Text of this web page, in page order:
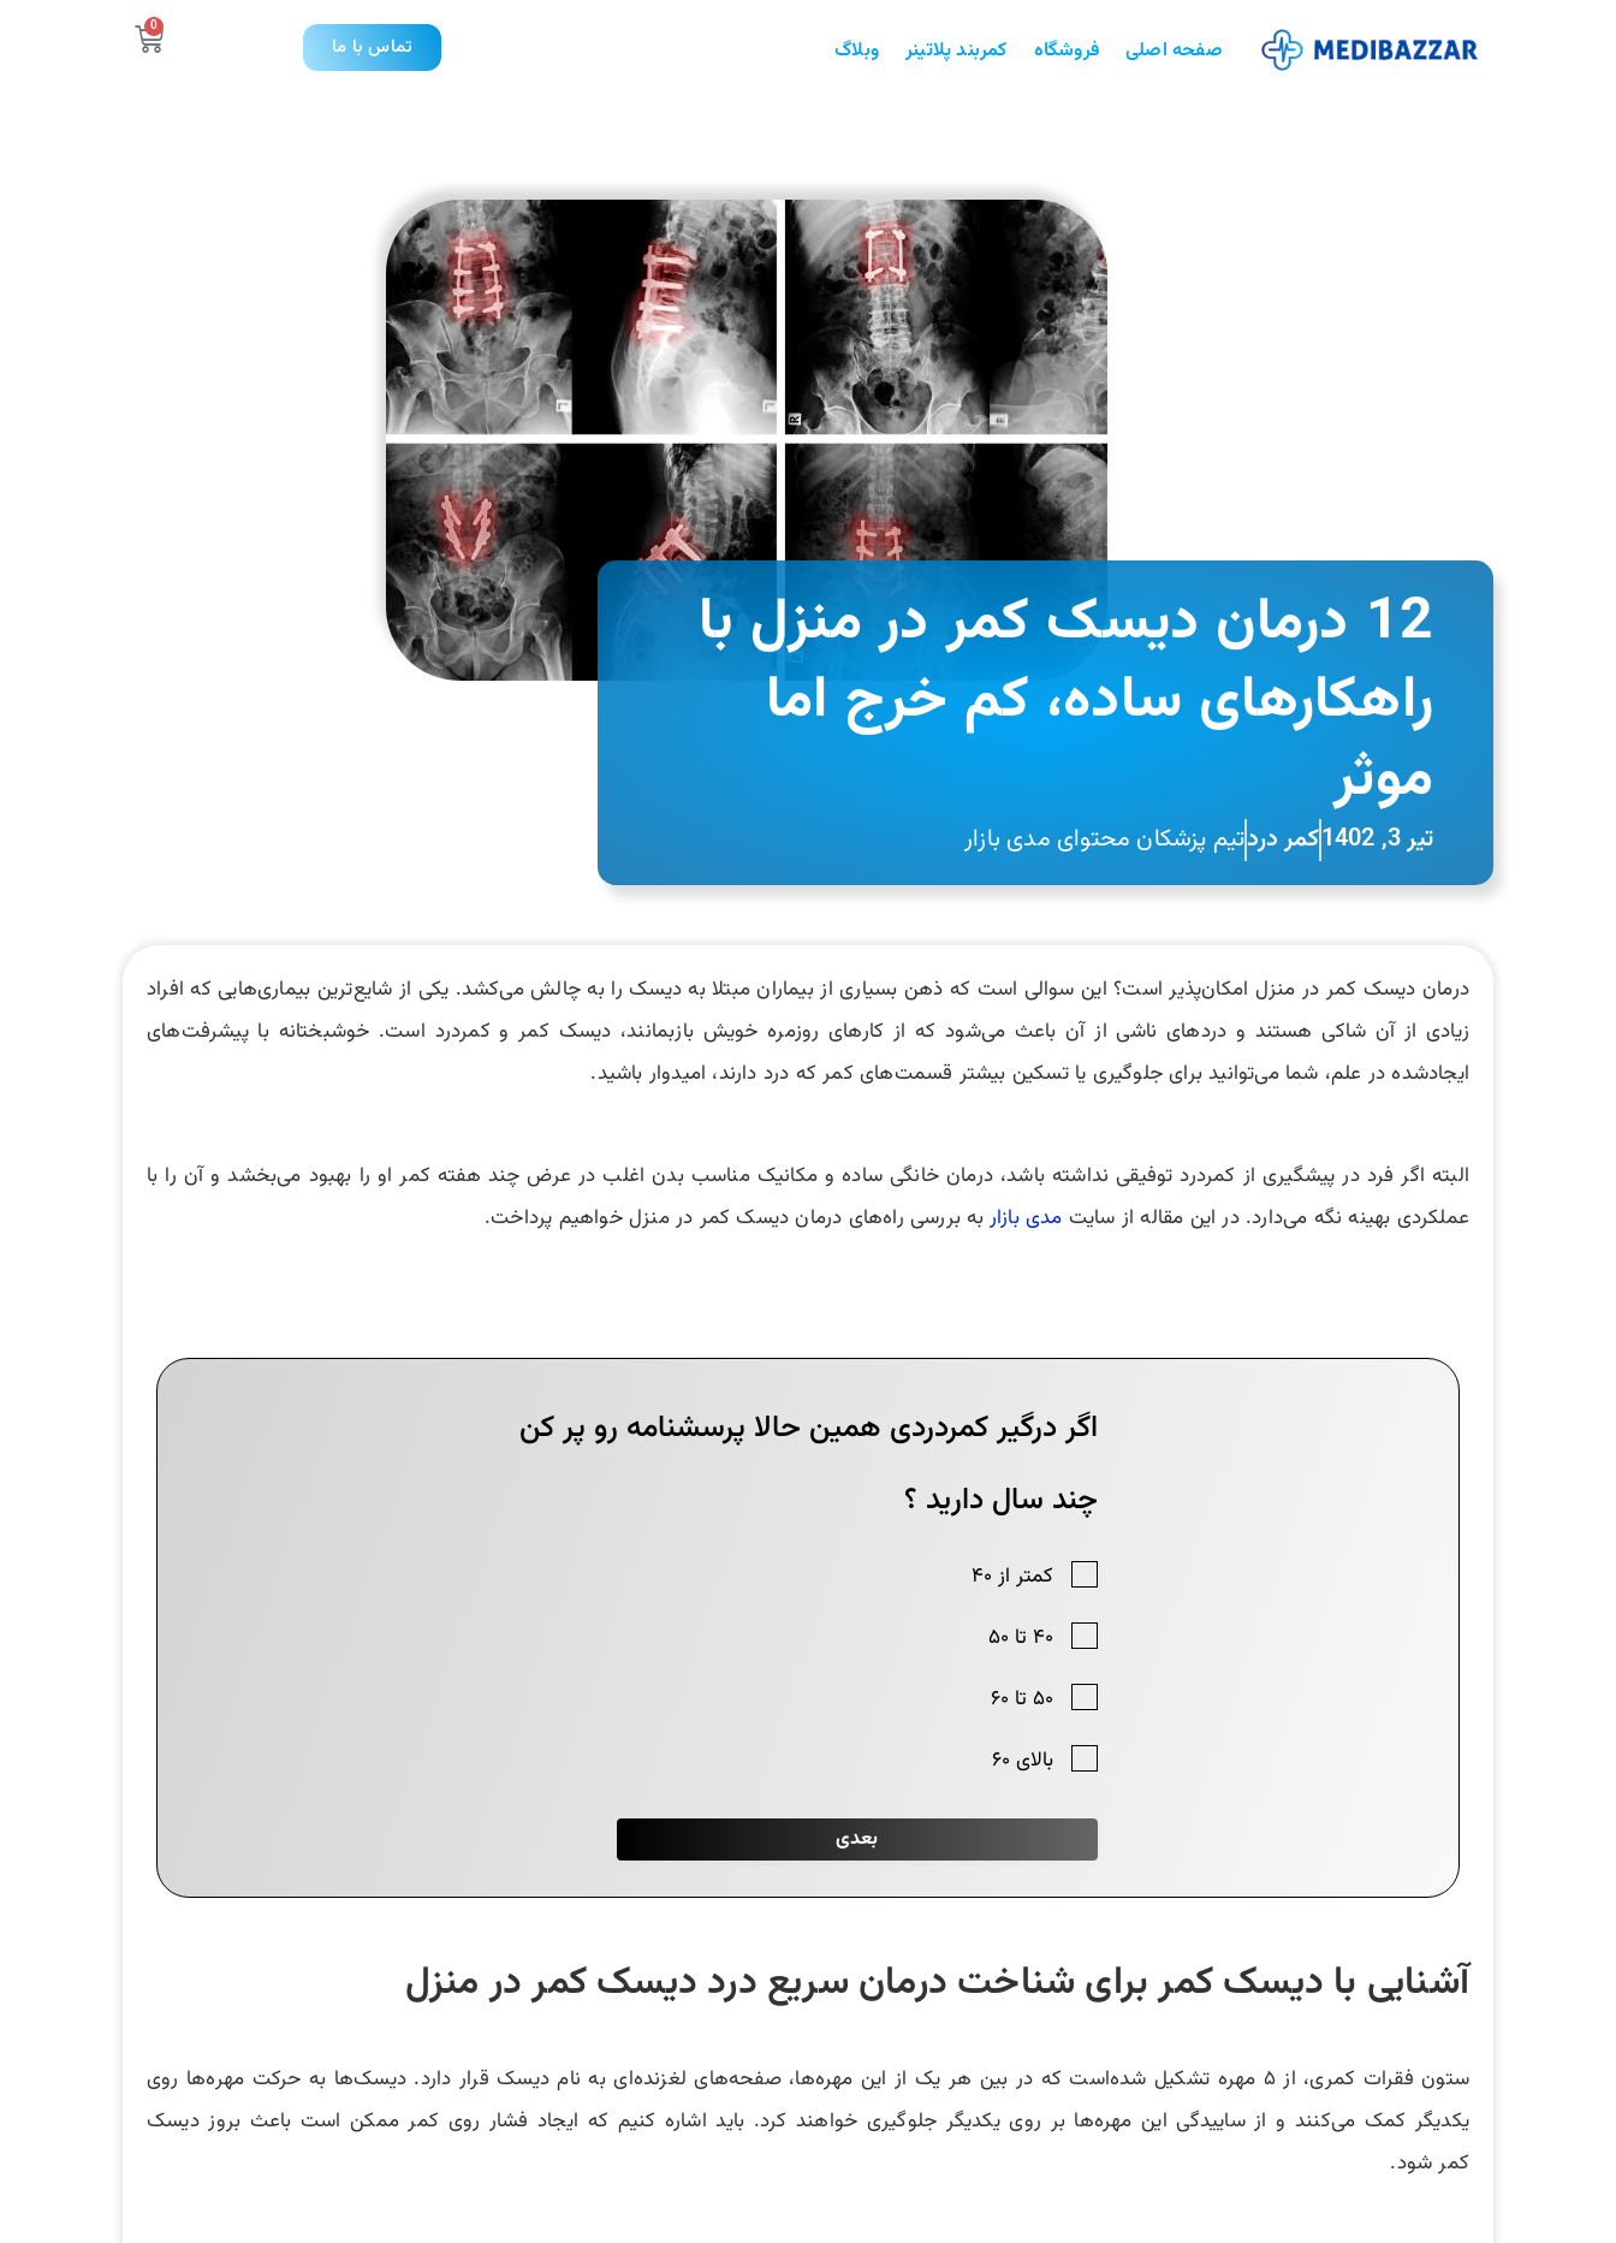
صفحه اصلی فروشگاه کمربند پلاتینر وبلاگ تماس با ما
0
12 درمان دیسک کمر در منزل با
راهکارهای ساده، کم خرج اما
موثر
تیر 3, 1402 کمر دردتیم پزشکان محتوای مدی بازار
درمان دیسک کمر در منزل امکان‌پذیر است؟ این سوالی است که ذهن بسیاری از بیماران مبتلا به دیسک را به چالش می‌کشد. یکی از شایع‌ترین بیماری‌هایی که افراد
زیادی از آن شاکی هستند و دردهای ناشی از آن باعث می‌شود که از کارهای روزمره خویش بازبمانند، دیسک کمر و کمردرد است. خوشبختانه با پیشرفت‌های
ایجادشده در علم، شما می‌توانید برای جلوگیری یا تسکین بیشتر قسمت‌های کمر که درد دارند، امیدوار باشید.
البته اگر فرد در پیشگیری از کمردرد توفیقی نداشته باشد، درمان خانگی ساده و مکانیک مناسب بدن اغلب در عرض چند هفته کمر او را بهبود می‌بخشد و آن را با
عملکردی بهینه نگه می‌دارد. در این مقاله از سایت مدی بازاربه بررسی راه‌های درمان دیسک کمر در منزل خواهیم پرداخت.
آشنایی با دیسک کمر برای شناخت درمان سریع درد دیسک کمر در منزل
ستون فقرات کمری، از ۵ مهره تشکیل شده‌است که در بین هر یک از این مهره‌ها، صفحه‌های لغزنده‌ای به نام دیسک قرار دارد. دیسک‌ها به حرکت مهره‌ها روی
یکدیگر کمک می‌کنند و از ساییدگی این مهره‌ها بر روی یکدیگر جلوگیری خواهند کرد. باید اشاره کنیم که ایجاد فشار روی کمر ممکن است باعث بروز دیسک
کمر شود.